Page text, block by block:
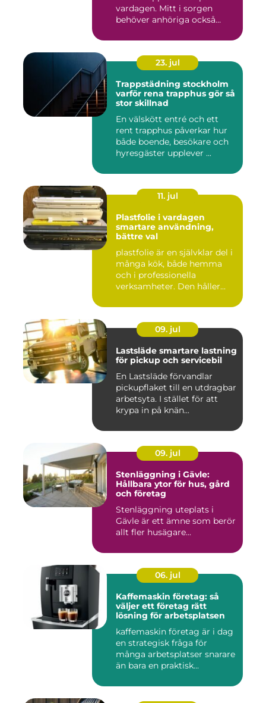
vardagen. Mitt i sorgen
behöver anhöriga också
23. jul
Trappstädning stockholm
varför rena trapphus gör så
stor skillnad
En välskött entré och ett
rent trapphus påverkar hur
både boende, besökare och
hyresgäster upplever ...
11. jul
Plastfolie i vardagen
smartare användning,
bättre val
plastfolie är en självklar del i
många kök, både hemma
och i professionella
verksamheter. Den håller...
09. jul
Lastsläde smartare lastning
för pickup och servicebil
En Lastsläde förvandlar
pickupflaket till en utdragbar
arbetsyta. I stället för att
krypa in på knän...
09. jul
Stenläggning i Gävle:
Hållbara ytor för hus, gård
och företag
Stenläggning uteplats i
Gävle är ett ämne som berör
allt fler husägare...
06. jul
Kaffemaskin företag: så
väljer ett företag rätt
lösning för arbetsplatsen
kaffemaskin företag är i dag
en strategisk fråga för
många arbetsplatser snarare
än bara en praktisk...